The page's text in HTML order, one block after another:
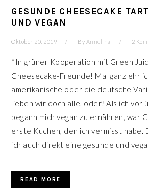
GESUNDE CHEESECAKE
UND VEGAN
Oktober 20, 2019 By Annelina 2
*In grüner Kooperation mit Green
Cheesecake-Freunde! Mal ganz
amerikanische oder die deutsche
lieben wir doch alle, oder? Als ich vor
begann mich vegan zu ernähren, war
erste Kuchen, den ich vermisst habe.
ich auch direkt eine gesunde und
READ MORE